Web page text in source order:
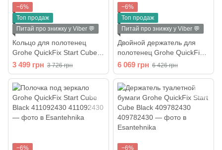
−6%
Топ продаж
Питай про знижку у Viber 💬
Кольцо для полотенец
Grohe QuickFix Start Cube
Black 409752430
3 499 грн 3 726 грн
−6%
Топ продаж
Питай про знижку у Viber 💬
Двойной держатель для
полотенец Grohe QuickFix
Start Cube Black 411042430
6 069 грн 6 426 грн
−6%
−6%